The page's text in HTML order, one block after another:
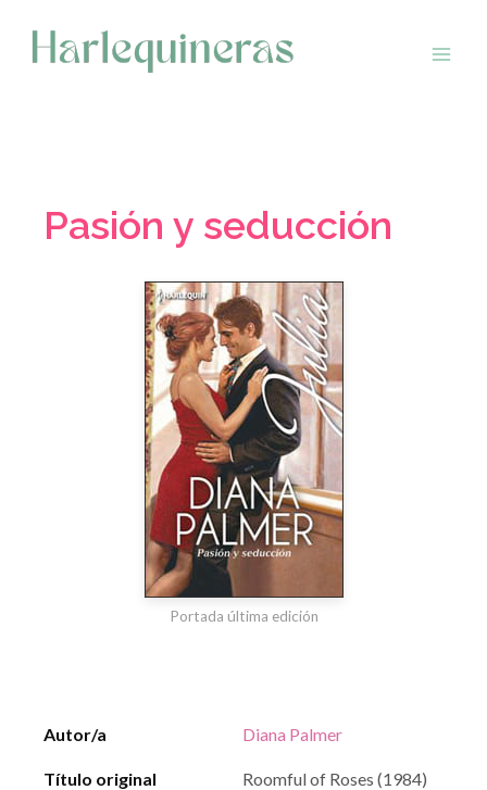
contenido
Pasión y seducción
Autor/a Diana Palmer
Título original Roomful of Roses (1984)
Portada última edición